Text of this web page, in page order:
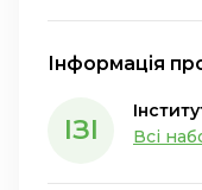
Інформація
ІЗІ
Всі